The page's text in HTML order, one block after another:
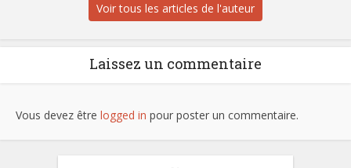
Voir tous les articles de l'auteur
Laissez un commentaire
Vous devez être logged in pour poster un commentaire.